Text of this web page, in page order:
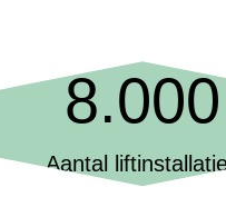
8.000
Aantal